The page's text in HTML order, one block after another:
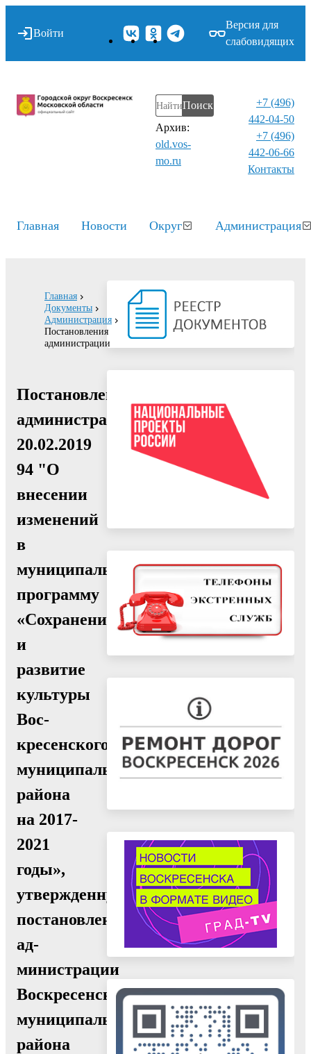
Войти
Версия для
слабовидящих
Поиск
Архив:
old.vos-
mo.ru
+7 (496)
442-04-50
+7 (496)
442-06-66
Контакты⁠
Главная Новости Округ Администрация
Главная
Документы
Администрация
Постановления
администрации
Постановление
администрации
20.02.2019
94 "О
внесении
изменений
в
муниципальную
программу
«Сохранение
и
развитие
культуры
Вос-
кресенского
муниципального
района
на 2017-
2021
годы»,
утвержденную
постановлением
ад-
министрации
Воскресенского
муниципального
района